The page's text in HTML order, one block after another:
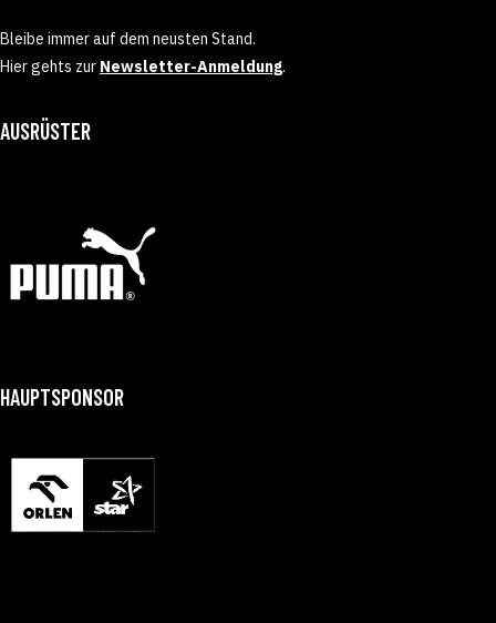
Bleibe immer auf dem neusten Stand.
Hier gehts zur Newsletter-Anmeldung.
AUSRÜSTER
HAUPTSPONSOR